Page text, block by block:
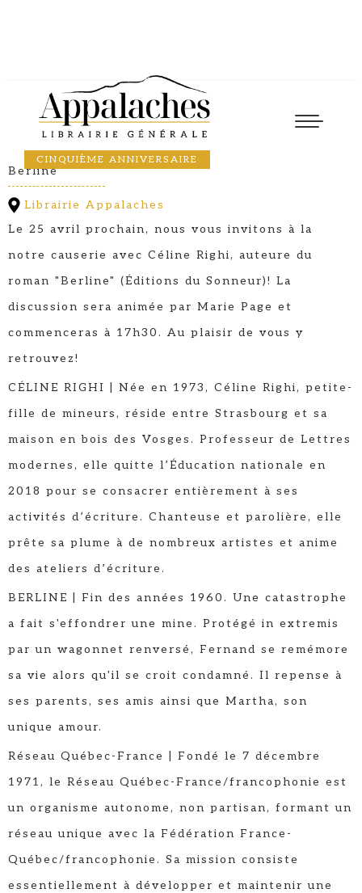
CINQUIÈME ANNIVERSAIRE
Causerie
April 2024 17:30
CÉLINE RIGHI
Berline
Librairie Appalaches
Le 25 avril prochain, nous vous invitons à la
notre causerie avec Céline Righi, auteure du
roman "Berline" (Éditions du Sonneur)! La
discussion sera animée par Marie Page et
commenceras à 17h30. Au plaisir de vous y
retrouvez!
CÉLINE RIGHI | Née en 1973, Céline Righi, petite-
fille de mineurs, réside entre Strasbourg et sa
maison en bois des Vosges. Professeur de Lettres
modernes, elle quitte l’Éducation nationale en
2018 pour se consacrer entièrement à ses
activités d’écriture. Chanteuse et parolière, elle
prête sa plume à de nombreux artistes et anime
des ateliers d’écriture.
BERLINE | Fin des années 1960. Une catastrophe
a fait s'effondrer une mine. Protégé in extremis
par un wagonnet renversé, Fernand se remémore
sa vie alors qu'il se croit condamné. Il repense à
ses parents, ses amis ainsi que Martha, son
unique amour.
Réseau Québec-France | Fondé le 7 décembre
1971, le Réseau Québec-France/francophonie est
un organisme autonome, non partisan, formant un
réseau unique avec la Fédération France-
Québec/francophonie. Sa mission consiste
essentiellement à développer et maintenir une